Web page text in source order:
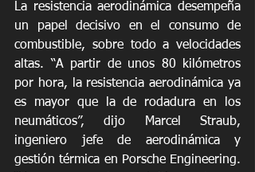
La resistencia aerodinámica desempeña
un papel decisivo en el consumo de
combustible, sobre todo a velocidades
altas. “A partir de unos 80 kilómetros
por hora, la resistencia aerodinámica ya
es mayor que la de rodadura en los
neumáticos”, dijo Marcel Straub,
ingeniero jefe de aerodinámica y
gestión térmica en Porsche Engineering.